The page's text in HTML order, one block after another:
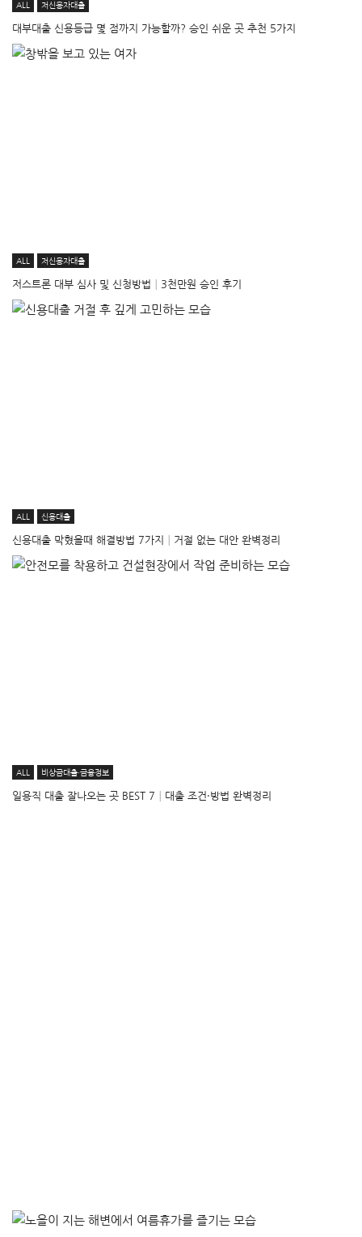
ALL 저신용자대출
대부대출 신용등급 몇 점까지 가능할까? 승인 쉬운 곳 추천 5가지
ALL 저신용자대출
저스트론 대부 심사 및 신청방법│3천만원 승인 후기
ALL 신용대출
신용대출 막혔을때 해결방법 7가지│거절 없는 대안 완벽정리
ALL 비상금대출·금융정보
일용직 대출 잘나오는 곳 BEST 7│대출 조건·방법 완벽정리